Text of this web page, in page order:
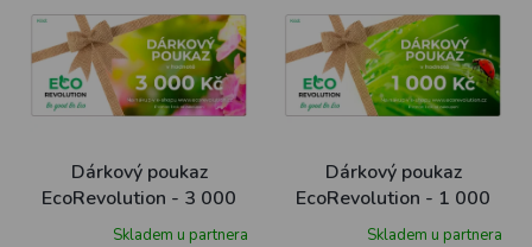
p
Dárkový poukaz
EcoRevolution - 3 000
Kč
Skladem u partnera
Dárkový poukaz
EcoRevolution - 1 000
Kč
Skladem u partnera